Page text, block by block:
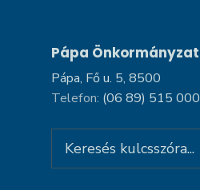
Pápa Önkormányzat
Pápa, Fő u. 5, 8500
Telefon: (06 89) 515 000
for: